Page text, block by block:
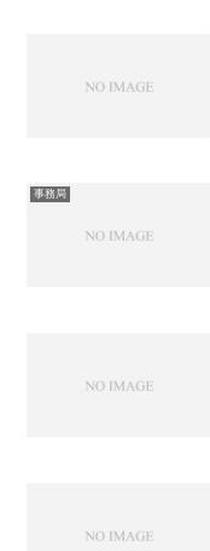
事務局